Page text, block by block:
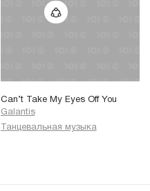
Can’t Take My Eyes Off You
Galantis
Танцевальная музыка